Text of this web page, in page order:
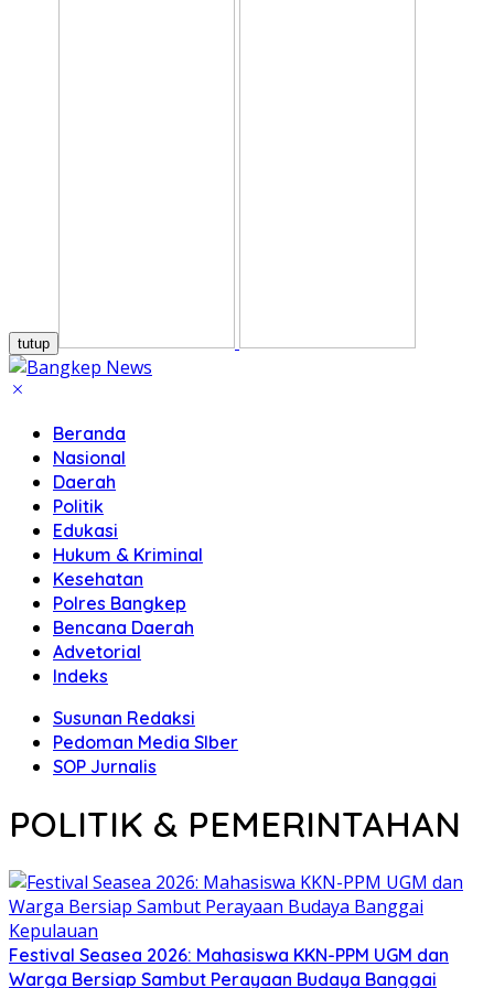
tutup
Beranda
Nasional
Daerah
Politik
Edukasi
Hukum & Kriminal
Kesehatan
Polres Bangkep
Bencana Daerah
Advetorial
Indeks
Susunan Redaksi
Pedoman Media SIber
SOP Jurnalis
POLITIK & PEMERINTAHAN
Festival Seasea 2026: Mahasiswa KKN-PPM UGM dan
Warga Bersiap Sambut Perayaan Budaya Banggai